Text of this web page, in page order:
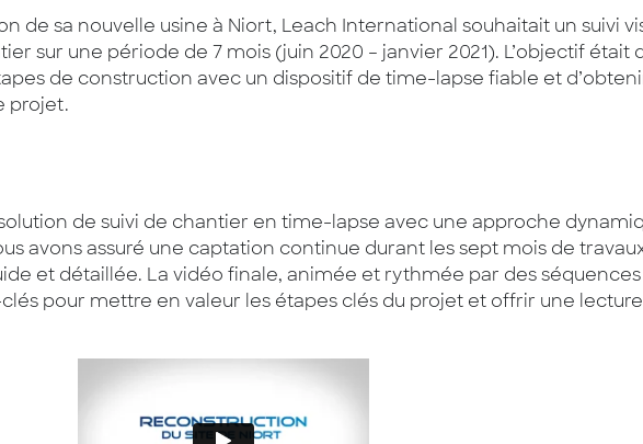
de sa nouvelle usine à Niort, Leach International souhaitait un suivi
sur une période de 7 mois (juin 2020 – janvier 2021). L’objectif était
de construction avec un dispositif de time-lapse fiable et
projet.
de suivi de chantier en time-lapse avec une approche
avons assuré une captation continue durant les sept mois de
et détaillée. La vidéo finale, animée et rythmée par des séquences
pour mettre en valeur les étapes clés du projet et offrir une